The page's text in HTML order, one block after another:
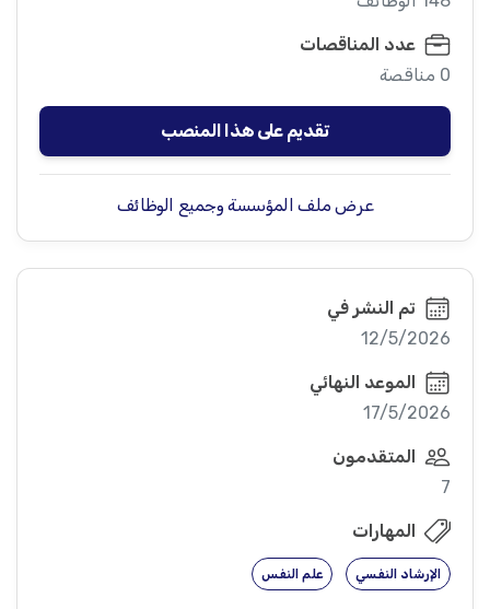
عدد المناقصات
0 مناقصة
تقديم على هذا المنصب
عرض ملف المؤسسة وجميع الوظائف
تم النشر في
12/5/2026
الموعد النهائي
17/5/2026
المتقدمون
7
المهارات
الإرشاد النفسي علم النفس